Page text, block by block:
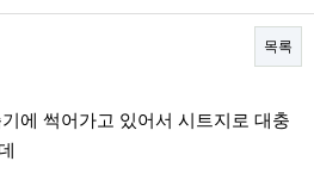
목록
에 썩어가고 있어서 시트지로 대충